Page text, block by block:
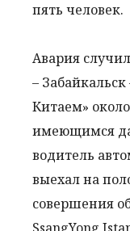
пять человек.
Авария
–
Китаем»
имеющимся
водитель
выехал на
совершения